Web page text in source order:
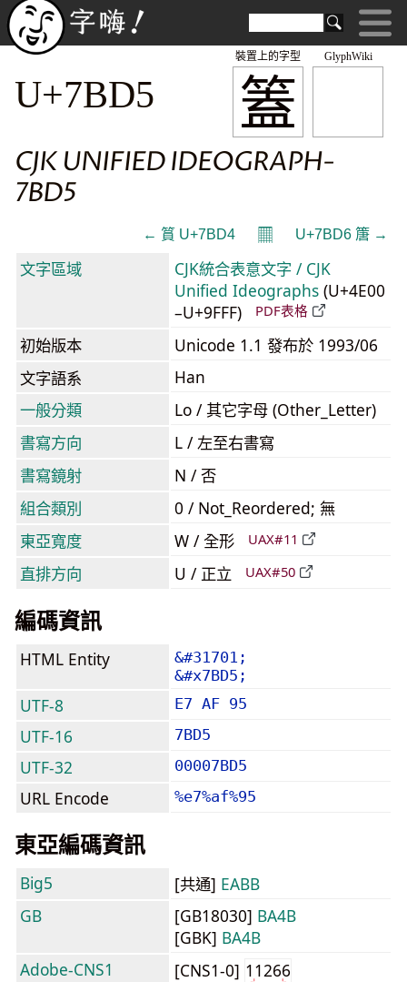
GlyphWiki
篕
裝置上的字型
U+7BD5
CJK UNIFIED IDEOGRAPH-
7BD5
← 篔 U+7BD4 𝄜 U+7BD6 篖 →
文字區域
CJK統合表意文字 / CJK
Unified Ideographs (U+4E00
–U+9FFF)
PDF表格
初始版本
Unicode 1.1 發布於 1993/06
文字語系
Han
一般分類
Lo / 其它字母 (Other_Letter)
書寫方向
L / 左至右書寫
書寫鏡射
N / 否
組合類別
0 / Not_Reordered; 無
東亞寬度
W / 全形 UAX#11
直排方向 U / 正立 UAX#50
編碼資訊
HTML Entity
&#31701;
&#x7BD5;
UTF-8 E7 AF 95
UTF-16 7BD5
UTF-32 00007BD5
URL Encode %e7%af%95
東亞編碼資訊
Big5 [共通] EABB
GB
[GB18030] BA4B
[GBK] BA4B
Adobe-CNS1
[CNS1-0] 11266